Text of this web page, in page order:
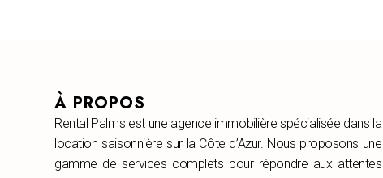
À PROPOS
Rental Palms est une agence immobilière spécialisée dans la
location saisonnière sur la Côte d’Azur. Nous proposons une
gamme de services complets pour répondre aux attentes